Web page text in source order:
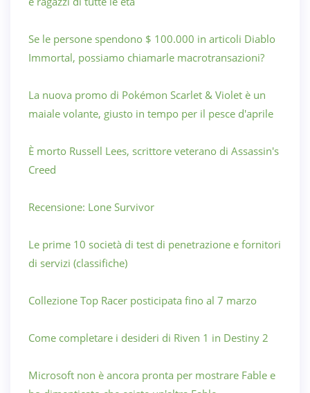
Se le persone spendono $ 100.000 in articoli Diablo
Immortal, possiamo chiamarle macrotransazioni?
La nuova promo di Pokémon Scarlet & Violet è un
maiale volante, giusto in tempo per il pesce d'aprile
È morto Russell Lees, scrittore veterano di Assassin's
Creed
Recensione: Lone Survivor
Le prime 10 società di test di penetrazione e fornitori
di servizi (classifiche)
Collezione Top Racer posticipata fino al 7 marzo
Come completare i desideri di Riven 1 in Destiny 2
Microsoft non è ancora pronta per mostrare Fable e